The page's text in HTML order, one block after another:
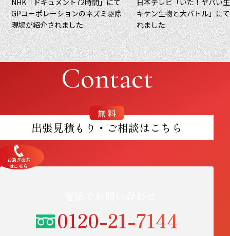
NHK「ドキュメント72時間」にて
GPコーポレーションのネズミ駆除
現場が紹介されました
日本テレビ「いた！ヤバい
キケン生物と大バトル」に
れました
Contact
無料
出張見積もり・ご相談はこちら
お急ぎの方
はこちら
0120-21-7144